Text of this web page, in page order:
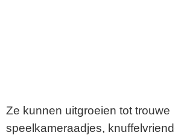
Ze kunnen uitgroeien tot trouwe
speelkameraadjes,